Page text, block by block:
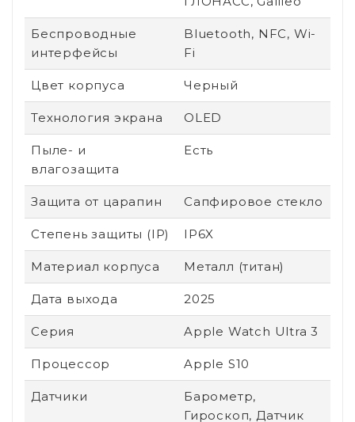
Беспроводные
интерфейсы
Bluetooth, NFC, Wi-
Fi
Цвет корпуса Черный
Технология экрана OLED
Пыле- и
влагозащита
Есть
Защита от царапин Сапфировое стекло
Степень защиты (IP) IP6X
Материал корпуса Металл (титан)
Дата выхода 2025
Серия Apple Watch Ultra 3
Процессор Apple S10
Датчики
Барометр,
Гироскоп, Датчик